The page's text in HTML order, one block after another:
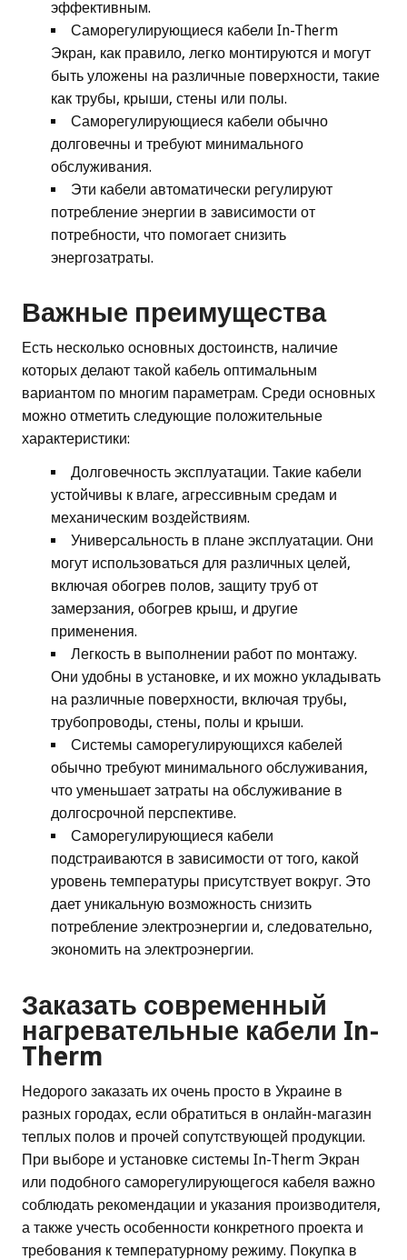
эффективным.
Саморегулирующиеся кабели In-Therm
Экран, как правило, легко монтируются и могут
быть уложены на различные поверхности, такие
как трубы, крыши, стены или полы.
Саморегулирующиеся кабели обычно
долговечны и требуют минимального
обслуживания.
Эти кабели автоматически регулируют
потребление энергии в зависимости от
потребности, что помогает снизить
энергозатраты.
Важные преимущества
Есть несколько основных достоинств, наличие
которых делают такой кабель оптимальным
вариантом по многим параметрам. Среди основных
можно отметить следующие положительные
характеристики:
Долговечность эксплуатации. Такие кабели
устойчивы к влаге, агрессивным средам и
механическим воздействиям.
Универсальность в плане эксплуатации. Они
могут использоваться для различных целей,
включая обогрев полов, защиту труб от
замерзания, обогрев крыш, и другие
применения.
Легкость в выполнении работ по монтажу.
Они удобны в установке, и их можно укладывать
на различные поверхности, включая трубы,
трубопроводы, стены, полы и крыши.
Системы саморегулирующихся кабелей
обычно требуют минимального обслуживания,
что уменьшает затраты на обслуживание в
долгосрочной перспективе.
Саморегулирующиеся кабели
подстраиваются в зависимости от того, какой
уровень температуры присутствует вокруг. Это
дает уникальную возможность снизить
потребление электроэнергии и, следовательно,
экономить на электроэнергии.
Заказать современный
нагревательные кабели In-
Therm
Недорого заказать их очень просто в Украине в
разных городах, если обратиться в онлайн-магазин
теплых полов и прочей сопутствующей продукции.
При выборе и установке системы In-Therm Экран
или подобного саморегулирующегося кабеля важно
соблюдать рекомендации и указания производителя,
а также учесть особенности конкретного проекта и
требования к температурному режиму. Покупка в